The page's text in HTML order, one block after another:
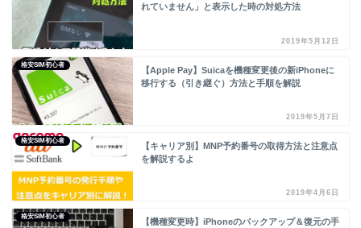
れていません」と表示した時の対処方法
2019年5月12日
格安SIM初心者
【Apple Pay】Suicaを機種変更後の新iPhoneに
移行する（引き継ぐ）方法と手順を解説
2019年5月7日
格安SIM初心者
【キャリア別】MNP予約番号の取得方法と注意点
を解説するよ
2019年4月6日
格安SIM初心者
【機種変更時】iPhoneのバックアップ＆復元の手